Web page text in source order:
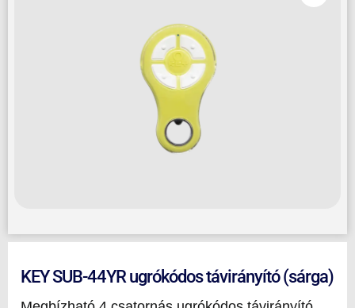
KEY SUB-44YR ugrókódos távirányító (sárga)